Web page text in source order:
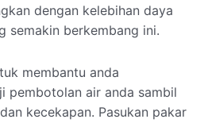
dengan kelebihan daya
semakin berkembang ini.
membantu anda
pembotolan air anda sambil
kecekapan. Pasukan pakar